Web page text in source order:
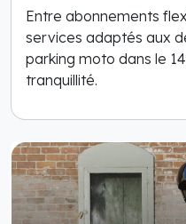
Entre abonnements
services adaptés aux
parking moto dans le
tranquillité.